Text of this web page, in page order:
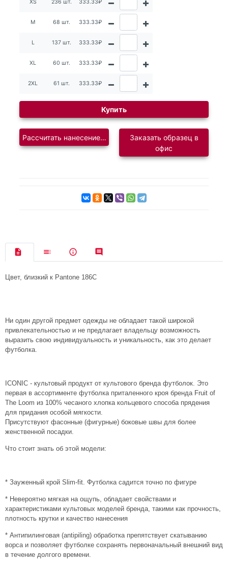
XS 236 шт. 333.33₽
M 68 шт. 333.33₽
L 137 шт. 333.33₽
XL 60 шт. 333.33₽
2XL 61 шт. 333.33₽
Купить
Рассчитать нанесение логотипаЗаказать образец в
офис
Цвет, близкий к Pantone 186C
Ни один другой предмет одежды не обладает такой широкой
привлекательностью и не предлагает владельцу возможность
выразить свою индивидуальность и уникальность, как это делает
футболка.
ICONIC - культовый продукт от культового бренда футболок. Это
первая в ассортименте футболка приталенного кроя бренда Fruit of
The Loom из 100% чесаного хлопка кольцевого способа прядения
для придания особой мягкости.
Присутствуют фасонные (фигурные) боковые швы для более
женственной посадки.
Что стоит знать об этой модели:
* Зауженный крой Slim-fit. Футболка садится точно по фигуре
* Невероятно мягкая на ощупь, обладает свойствами и
характеристиками культовых моделей бренда, такими как прочность,
плотность крутки и качество нанесения
* Антипилинговая (antipiling) обработка препятствует скатыванию
ворса и позволяет футболке сохранять первоначальный внешний вид
в течение долгого времени.